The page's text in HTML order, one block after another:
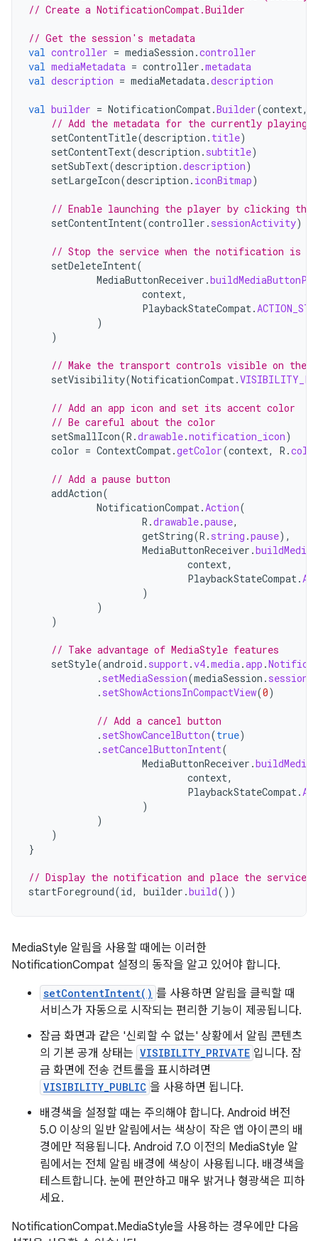
// Create a NotificationCompat.Builder
// Get the session's metadata
val controller = mediaSession .controller
val mediaMetadata = controller .metadata
val description = mediaMetadata.description
val builder = NotificationCompat.Builder(context,
// Add the metadata for the currently playing
setContentTitle(description . title)
setContentText(description . subtitle)
setSubText(description .description)
setLargeIcon(description . iconBitmap)
// Enable launching the player by clicking
setContentIntent(controller . sessionActivity)
// Stop the service when the notification is
setDeleteIntent(
MediaButtonReceiver .
context,
PlaybackStateCompat.
)
)
// Make the transport controls visible on the
setVisibility(NotificationCompat.
// Add an app icon and set its accent color
// Be careful about the color
setSmallIcon(R .drawable.notification_icon)
color = ContextCompat.getColor(context, R .
// Add a pause button
addAction(
NotificationCompat.Action(
R .drawable.pause,
getString(R . string .pause),
MediaButtonReceiver .
context,
PlaybackStateCompat.
)
)
)
// Take advantage of MediaStyle features
setStyle(android . support.v4.media.app .
. setMediaSession(mediaSession .
. setShowActionsInCompactView(0)
// Add a cancel button
. setShowCancelButton(true)
. setCancelButtonIntent(
MediaButtonReceiver .
context,
PlaybackStateCompat.
)
)
)
}
// Display the notification and place the service
startForeground(id, builder .build())
MediaStyle 알림을 사용할 때에는 이러한
NotificationCompat 설정의 동작을 알고 있어야 합니다.
setContentIntent() 를 사용하면 알림을 클릭할 때
서비스가 자동으로 시작되는 편리한 기능이 제공됩니다.
잠금 화면과 같은 '신뢰할 수 없는' 상황에서 알림 콘텐츠
의 기본 공개 상태는 VISIBILITY_PRIVATE 입니다. 잠
금 화면에 전송 컨트롤을 표시하려면
VISIBILITY_PUBLIC 을 사용하면 됩니다.
배경색을 설정할 때는 주의해야 합니다. Android 버전
5.0 이상의 일반 알림에서는 색상이 작은 앱 아이콘의 배
경에만 적용됩니다. Android 7.0 이전의 MediaStyle 알
림에서는 전체 알림 배경에 색상이 사용됩니다. 배경색을
테스트합니다. 눈에 편안하고 매우 밝거나 형광색은 피하
세요.
NotificationCompat.MediaStyle을 사용하는 경우에만 다음